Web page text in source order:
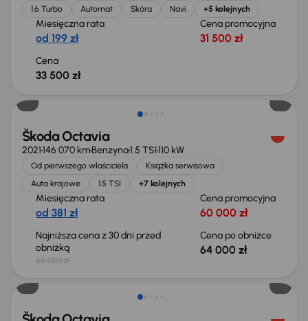
1.6 Turbo Automat Skóra Navi +5 kolejnych
Miesięczna rata
od 199 zł
Cena promocyjna
31 500 zł
Cena
33 500 zł
Taniej o 1 000 zł
Škoda Octavia
2021146 070 kmBenzyna1.5 TSI110 kW
Od pierwszego właściciela
Książka serwisowa
Auta krajowe
1.5 TSI +7 kolejnych
Miesięczna rata
od 381 zł
Cena promocyjna
60 000 zł
Najniższa cena z 30 dni przed
obniżką
65 000 zł
Cena po obniżce
64 000 zł
Taniej o 1 500 zł